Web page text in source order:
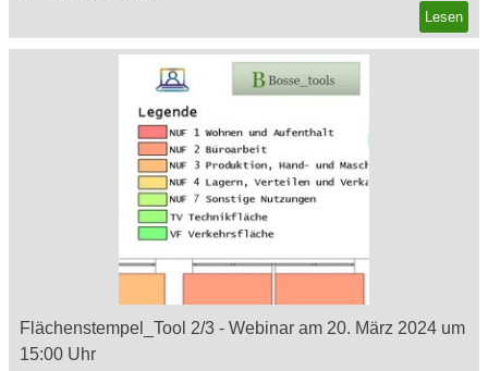
Lesen
Flächenstempel_Tool 2/3 - Webinar am 20. März 2024 um
15:00 Uhr